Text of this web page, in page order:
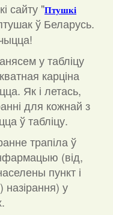
сайту "Птушкі
ў Беларусь.
у табліцу
карціна
Як і летась,
для кожнай з
ў табліцу.
трапіла ў
(від,
пункт і
у
.